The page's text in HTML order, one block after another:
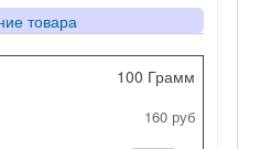
товара
100 Грамм
160 руб